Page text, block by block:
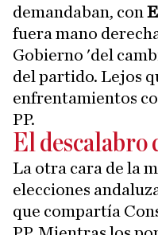
demandaban, con
fuera mano
Gobierno 'del
del partido. Lejos
enfrentamientos
PP.
El descalabro
La otra cara de la
elecciones
que compartía